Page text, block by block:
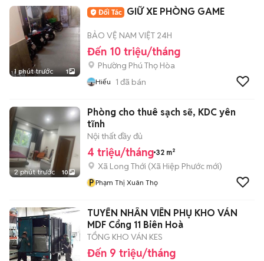
1 phút trước 1
GIỮ XE PHÒNG GAME
BẢO VỆ NAM VIỆT 24H
Đến 10 triệu/tháng
Phường Phú Thọ Hòa
Hiếu 1 đã bán
2 phút trước 10
Phòng cho thuê sạch sẽ, KDC yên
tĩnh
Nội thất đầy đủ
4 triệu/tháng 32 m²
Xã Long Thới (Xã Hiệp Phước mới)
P Phạm Thị Xuân Thọ
TUYỂN NHÂN VIÊN PHỤ KHO VÁN
MDF Cổng 11 Biên Hoà
TỔNG KHO VÁN KES
Đến 9 triệu/tháng